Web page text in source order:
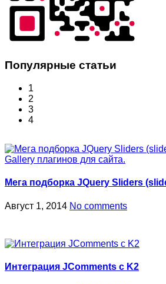
Популярные статьи
1
2
3
4
Мега подборка JQuery Sliders
Август 1, 2014 No comments
Интеграция JComments с K2